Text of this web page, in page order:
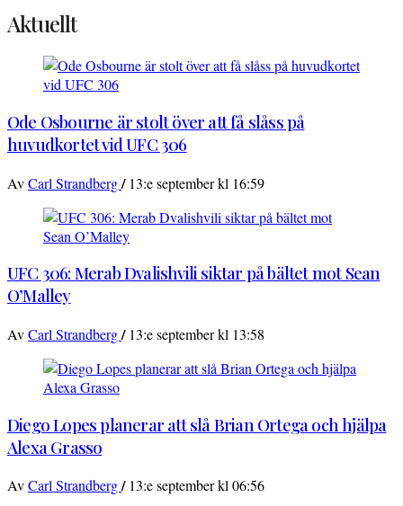
Aktuellt
Ode Osbourne är stolt över att få slåss på
huvudkortet vid UFC 306
AvCarl Strandberg/ 13:e september kl 16:59
UFC 306: Merab Dvalishvili siktar på bältet mot Sean
O’Malley
AvCarl Strandberg/ 13:e september kl 13:58
Diego Lopes planerar att slå Brian Ortega och hjälpa
Alexa Grasso
AvCarl Strandberg/ 13:e september kl 06:56